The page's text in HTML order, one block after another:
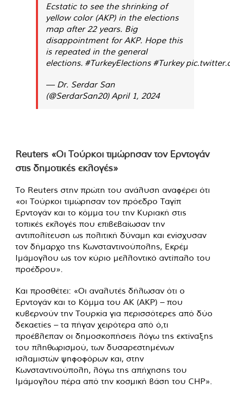
Ecstatic to see the shrinking of
yellow color (AKP) in the elections
map after 22 years. Big
disappointment for AKP. Hope this
is repeated in the general
elections. #TurkeyElections #Turkey
— Dr. Serdar San
(@SerdarSan20) April 1, 2024
Reuters «Οι Τούρκοι τιμώρησαν τον Ερντογάν
στις δημοτικές εκλογές»
Το Reuters στην πρώτη του ανάλυση αναφέρει ότι
«οι Τούρκοι τιμώρησαν τον πρόεδρο Ταγίπ
Ερντογάν και το κόμμα του την Κυριακή στις
τοπικές εκλογές που επιβεβαίωσαν την
αντιπολίτευση ως πολιτική δύναμη και ενίσχυσαν
τον δήμαρχο της Κωνσταντινούπολης, Εκρέμ
Ιμάμογλου ως τον κύριο μελλοντικό αντίπαλο του
προέδρου».
Και προσθέτει: «Οι αναλυτές δήλωσαν ότι ο
Ερντογάν και το Κόμμα του ΑΚ (AKP) – που
κυβερνούν την Τουρκία για περισσότερες από δύο
δεκαετίες – τα πήγαν χειρότερα από ό,τι
προέβλεπαν οι δημοσκοπήσεις λόγω της εκτίναξης
του πληθωρισμού, των δυσαρεστημένων
ισλαμιστών ψηφοφόρων και, στην
Κωνσταντινούπολη, λόγω της απήχησης του
Ιμάμογλου πέρα από την κοσμική βάση του CHP».